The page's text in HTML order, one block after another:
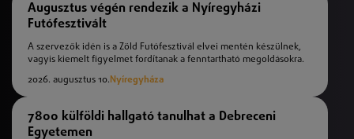
Augusztus végén rendezik a Nyíregyházi
Futófesztivált
A szervezők idén is a Zöld Futófesztivál elvei mentén készülnek,
vagyis kiemelt figyelmet fordítanak a fenntartható megoldásokra.
2026. augusztus 10. Nyíregyháza
7800 külföldi hallgató tanulhat a Debreceni
Egyetemen